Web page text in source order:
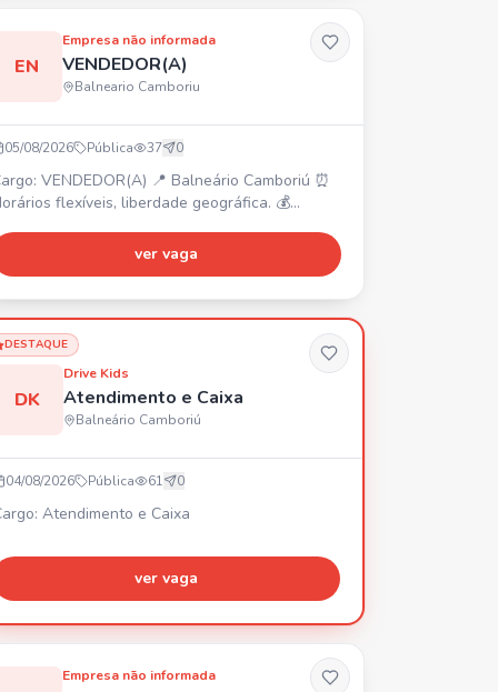
EN
Empresa não informada
VENDEDOR(A)
Balneario Camboriu
05/08/2026 Pública 37 0
VENDEDOR(A) 📍 Balneário Camboriú ⏰
flexíveis, liberdade geográfica. 💰
mensais, trimestrais e anuais. ✨
plano de carreira. ✅ Requisitos: Não
transformar sua vida, comunicação,
de trabalhar em equipe e ser
ver vaga
DESTAQUE
DK
Drive Kids
Atendimento e Caixa
Balneário Camboriú
04/08/2026 Pública 61 0
Atendimento e Caixa
ver vaga
Empresa não informada